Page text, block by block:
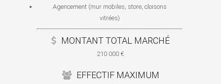
Agencement (mur mobiles, store, cloisons
vitrées)
MONTANT TOTAL MARCHÉ
210 000 €
EFFECTIF MAXIMUM